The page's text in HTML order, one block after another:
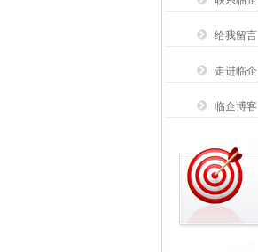
给我留言
走进临企
临企博客